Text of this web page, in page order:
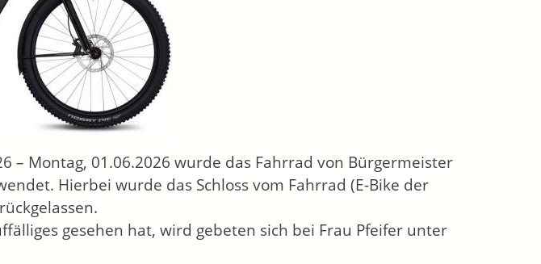
– Montag, 01.06.2026 wurde das Fahrrad von Bürgermeister
Hierbei wurde das Schloss vom Fahrrad (E-Bike der
gesehen hat, wird gebeten sich bei Frau Pfeifer unter